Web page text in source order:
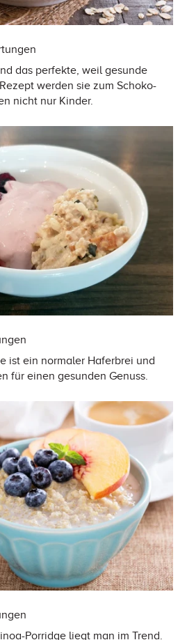
das perfekte, weil gesunde
werden sie zum Schoko-
nicht nur Kinder.
ist ein normaler Haferbrei und
für einen gesunden Genuss.
Porridge liegt man im Trend.